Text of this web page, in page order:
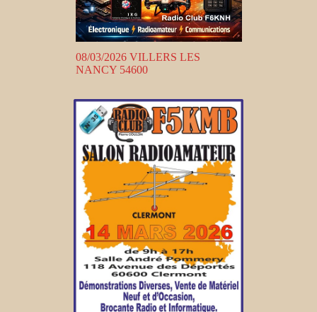
08/03/2026 VILLERS LES
NANCY 54600